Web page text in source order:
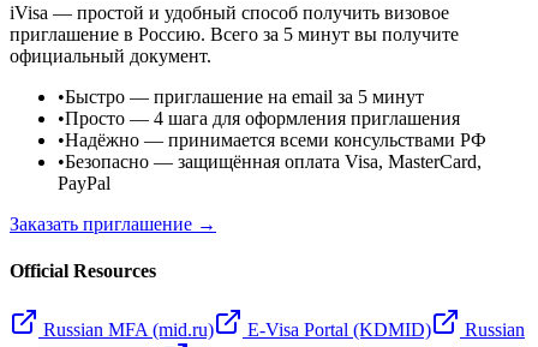
iVisa — простой и удобный способ получить визовое
приглашение в Россию. Всего за 5 минут вы получите
официальный документ.
•Быстро — приглашение на email за 5 минут
•Просто — 4 шага для оформления приглашения
•Надёжно — принимается всеми консульствами РФ
•Безопасно — защищённая оплата Visa, MasterCard,
PayPal
Заказать приглашение →
Official Resources
Russian MFA (mid.ru) E-Visa Portal (KDMID)
Russian